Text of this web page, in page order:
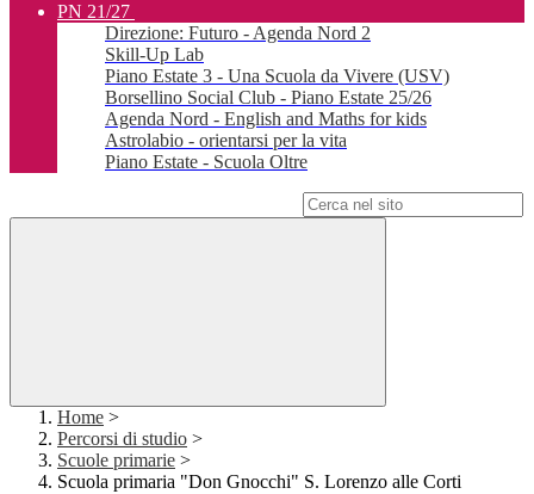
PN 21/27
Direzione: Futuro - Agenda Nord 2
Skill-Up Lab
Piano Estate 3 - Una Scuola da Vivere (USV)
Borsellino Social Club - Piano Estate 25/26
Agenda Nord - English and Maths for kids
Astrolabio - orientarsi per la vita
Piano Estate - Scuola Oltre
Home >
Percorsi di studio >
Scuole primarie >
Scuola primaria "Don Gnocchi" S. Lorenzo alle Corti